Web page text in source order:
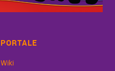
PORTALE
Wiki